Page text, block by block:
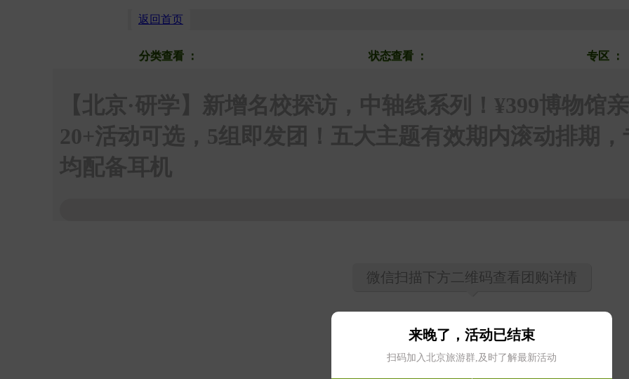
返回首页
分类查看 ： 状态查看 ： 专区 ：
【北京·研学】新增名校探访，中轴线系列！¥399博物馆
20+活动可选，5组即发团！五大主题有效期内滚动排期
均配备耳机
微信扫描下方二维码查看团购详情
微信扫一扫
获取特惠团购入口
关注公众号
获取最新团购信息
来晚了，活动已结束
扫码加入北京旅游群,及时了解最新活动